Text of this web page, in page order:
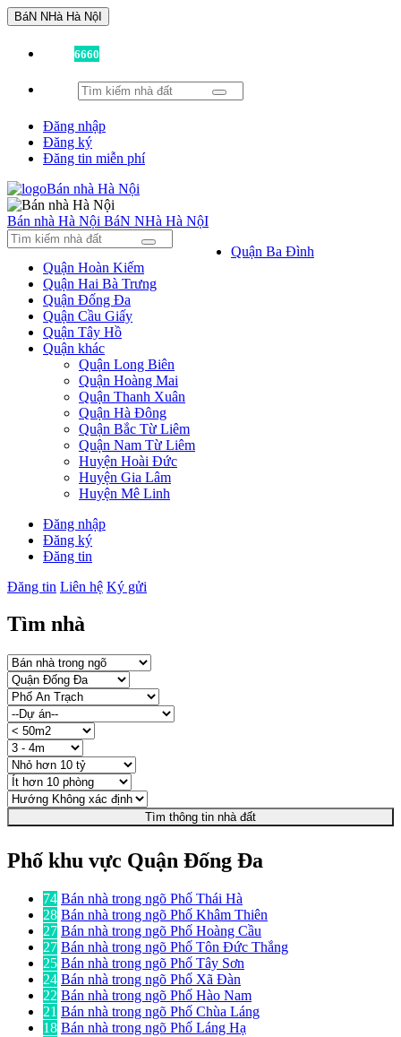
BáN NHà Hà NộI
6660
Đăng nhập
Đăng ký
Đăng tin miễn phí
Bán nhà Hà Nội BáN NHà Hà NộI
Quận Ba Đình
Quận Hoàn Kiếm
Quận Hai Bà Trưng
Quận Đống Đa
Quận Cầu Giấy
Quận Tây Hồ
Quận khác
Quận Long Biên
Quận Hoàng Mai
Quận Thanh Xuân
Quận Hà Đông
Quận Bắc Từ Liêm
Quận Nam Từ Liêm
Huyện Hoài Đức
Huyện Gia Lâm
Huyện Mê Linh
Đăng nhập
Đăng ký
Đăng tin
Đăng tin Liên hệ Ký gửi
Tìm nhà
Tìm thông tin nhà đất
Phố khu vực Quận Đống Đa
74 Bán nhà trong ngõ Phố Thái Hà
28 Bán nhà trong ngõ Phố Khâm Thiên
27 Bán nhà trong ngõ Phố Hoàng Cầu
27 Bán nhà trong ngõ Phố Tôn Đức Thắng
25 Bán nhà trong ngõ Phố Tây Sơn
24 Bán nhà trong ngõ Phố Xã Đàn
22 Bán nhà trong ngõ Phố Hào Nam
21 Bán nhà trong ngõ Phố Chùa Láng
18 Bán nhà trong ngõ Phố Láng Hạ